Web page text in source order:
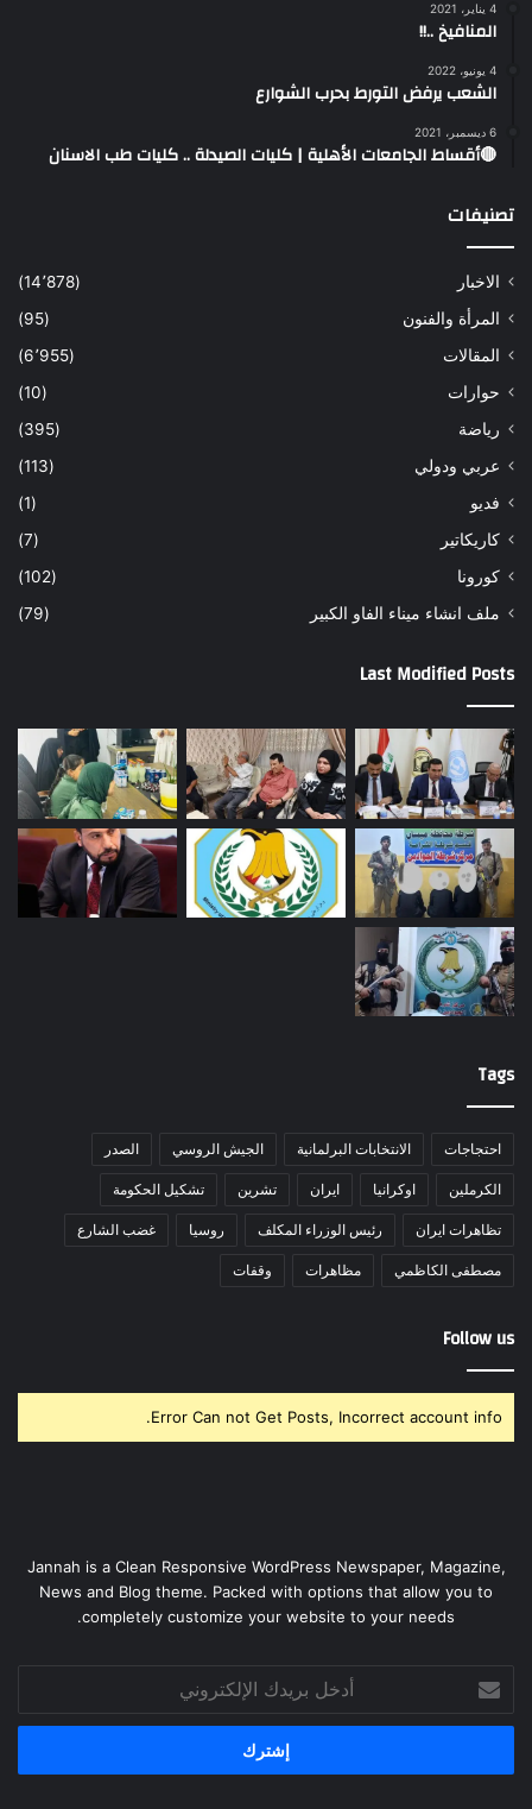
4 يناير، 2021
المنافيخ ..!!
4 يونيو، 2022
الشعب يرفض التورط بحرب الشوارع
6 ديسمبر، 2021
🔴أقساط الجامعات الأهلية | كليات الصيدلة .. كليات طب الاسنان
تصنيفات
الاخبار
(14٬878)
المرأة والفنون
(95)
المقالات
(6٬955)
حوارات
(10)
رياضة
(395)
عربي ودولي
(113)
فديو
(1)
كاريكاتير
(7)
كورونا
(102)
ملف انشاء ميناء الفاو الكبير
(79)
Last Modified Posts
Tags
احتجاجات الانتخابات البرلمانية الجيش الروسي الصدر
الكرملين اوكرانيا ايران تشرين تشكيل الحكومة
تظاهرات ايران رئيس الوزراء المكلف روسيا غضب الشارع
مصطفى الكاظمي مظاهرات وقفات
Follow us
Error Can not Get Posts, Incorrect account info.
Jannah is a Clean Responsive WordPress Newspaper, Magazine,
News and Blog theme. Packed with options that allow you to
completely customize your website to your needs.
بريدك
الإلكتروني